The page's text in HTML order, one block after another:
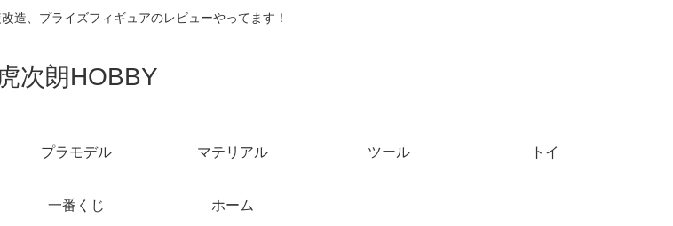
造、プライズフィギュアのレビューやってます！
次朗HOBBY
プラモデル マテリアル ツール トイ
一番くじ ホーム